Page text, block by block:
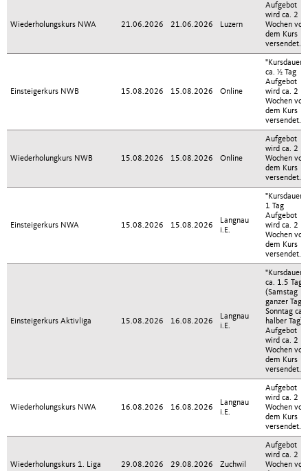
Officiating Committee
Wiederholungskurs NWA 21.06.2026 21.06.2026 Luzern
Aufgebot
wird ca. 2
Wochen vor
dem Kurs
versendet.
Einsteigerkurs NWB 15.08.2026 15.08.2026 Online
"Kursdauer:
ca. ½ Tag
Aufgebot
wird ca. 2
Wochen vor
dem Kurs
versendet."
Wiederholungkurs NWB 15.08.2026 15.08.2026 Online
Aufgebot
wird ca. 2
Wochen vor
dem Kurs
versendet.
Einsteigerkurs NWA 15.08.2026 15.08.2026
Langnau
i.E.
"Kursdauer:
1 Tag
Aufgebot
wird ca. 2
Wochen vor
dem Kurs
versendet."
Einsteigerkurs Aktivliga 15.08.2026 16.08.2026
Langnau
i.E.
"Kursdauer:
ca. 1.5 Tag
(Samstag
ganzer Tag,
Sonntag ca.
halber Tag).
Aufgebot
wird ca. 2
Wochen vor
dem Kurs
versendet."
Wiederholungskurs NWA 16.08.2026 16.08.2026
Langnau
i.E.
Aufgebot
wird ca. 2
Wochen vor
dem Kurs
versendet.
Wiederholungskurs 1. Liga 29.08.2026 29.08.2026 Zuchwil
Aufgebot
wird ca. 2
Wochen vor